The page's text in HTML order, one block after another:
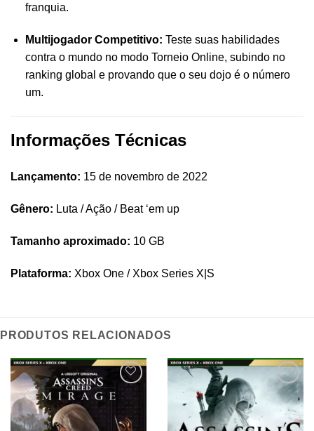
franquia.
Multijogador Competitivo: Teste suas habilidades
contra o mundo no modo Torneio Online, subindo no
ranking global e provando que o seu dojo é o número
um.
Informações Técnicas
Lançamento: 15 de novembro de 2022
Gênero: Luta / Ação / Beat ‘em up
Tamanho aproximado: 10 GB
Plataforma: Xbox One / Xbox Series X|S
PRODUTOS RELACIONADOS